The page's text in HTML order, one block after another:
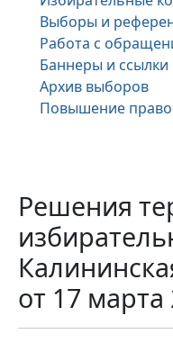
Выборы и
Работа с
Баннеры и ссылки
Архив выборов
Повышение
Решения
от 17 марта